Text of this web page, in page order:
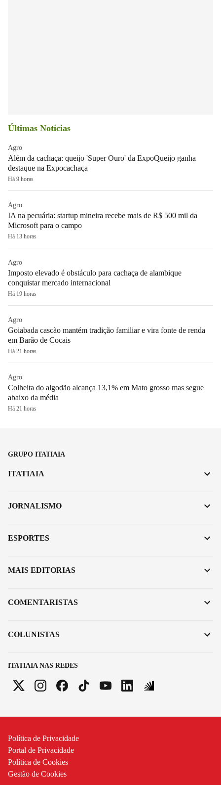
Últimas Notícias
Agro
Além da cachaça: queijo 'Super Ouro' da ExpoQueijo ganha
destaque na Expocachaça
Há 9 horas
Agro
IA na pecuária: startup mineira recebe mais de R$ 500 mil da
Microsoft para o campo
Há 13 horas
Agro
Imposto elevado é obstáculo para cachaça de alambique
conquistar mercado internacional
Há 19 horas
Agro
Goiabada cascão mantém tradição familiar e vira fonte de renda
em Barão de Cocais
Há 21 horas
Agro
Colheita do algodão alcança 13,1% em Mato grosso mas segue
abaixo da média
Há 21 horas
GRUPO ITATIAIA
ITATIAIA NAS REDES
ITATIAIA
JORNALISMO
ESPORTES
MAIS EDITORIAS
COMENTARISTAS
COLUNISTAS
Política de Privacidade
Portal de Privacidade
Política de Cookies
Gestão de Cookies